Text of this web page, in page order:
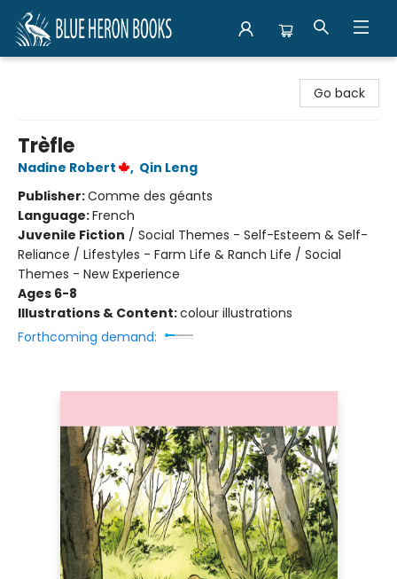
Go back
Trèfle
Nadine Robert , Qin Leng
Publisher:Comme des géants
Language:French
Juvenile Fiction / Social Themes - Self-Esteem & Self-
Reliance / Lifestyles - Farm Life & Ranch Life / Social
Themes - New Experience
Ages 6-8
Illustrations & Content:colour illustrations
Forthcoming demand: